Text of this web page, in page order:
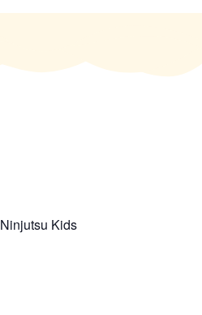
Ninjutsu Kids